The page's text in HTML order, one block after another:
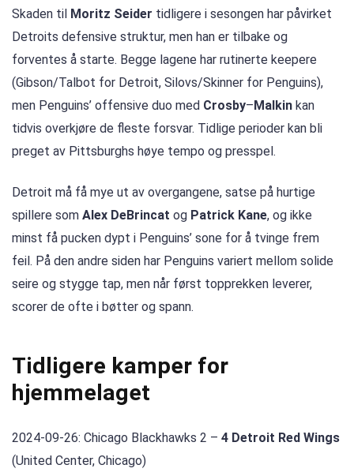
Skaden til Moritz Seider tidligere i sesongen har påvirket
Detroits defensive struktur, men han er tilbake og
forventes å starte. Begge lagene har rutinerte keepere
(Gibson/Talbot for Detroit, Silovs/Skinner for Penguins),
men Penguins’ offensive duo med Crosby– Malkin kan
tidvis overkjøre de fleste forsvar. Tidlige perioder kan bli
preget av Pittsburghs høye tempo og presspel.
Detroit må få mye ut av overgangene, satse på hurtige
spillere som Alex DeBrincat og Patrick Kane, og ikke
minst få pucken dypt i Penguins’ sone for å tvinge frem
feil. På den andre siden har Penguins variert mellom solide
seire og stygge tap, men når først topprekken leverer,
scorer de ofte i bøtter og spann.
Tidligere kamper for
hjemmelaget
2024-09-26: Chicago Blackhawks 2 – 4 Detroit Red Wings
(United Center, Chicago)